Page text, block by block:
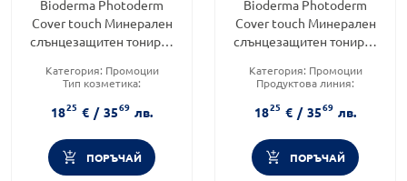
Bioderma Photoderm
Cover touch Минерален
слънцезащитен тониран
40 гр
Категория: Промоции
Тип козметика:
Тип продукт:Крем
1825 € / 3569 лв.
ПОРЪЧАЙ
Bioderma Photoderm
Cover touch Минерален
слънцезащитен тониран
40 гр
Категория: Промоции
Продуктова линия:
Слънцезащитен фактор:
50
1825 € / 3569 лв.
ПОРЪЧАЙ